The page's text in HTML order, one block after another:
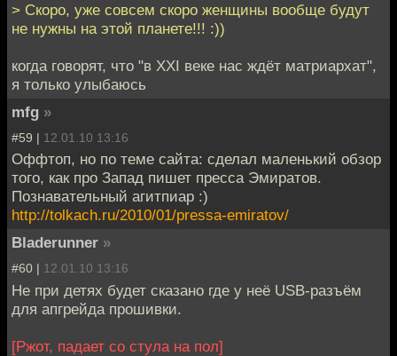
> Скоро, уже совсем скоро женщины вообще будут
не нужны на этой планете!!! :))
когда говорят, что "в XXI веке нас ждёт матриархат",
я только улыбаюсь
mfg »
#59 | 12.01.10 13:16
Оффтоп, но по теме сайта: сделал маленький обзор
того, как про Запад пишет пресса Эмиратов.
Познавательный агитпиар :)
http://tolkach.ru/2010/01/pressa-emiratov/
Bladerunner »
#60 | 12.01.10 13:16
Не при детях будет сказано где у неё USB-разъём
для апгрейда прошивки.
[Ржот, падает со стула на пол]